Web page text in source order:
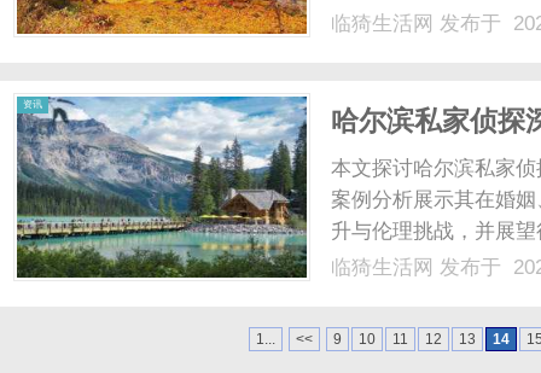
者提供全面视角，理
临猗生活网 发布于
资讯
哈尔滨私家侦探
探索
本文探讨哈尔滨私家
案例分析展示其在婚
升与伦理挑战，并展
性。...
临猗生活网 发布于
1... << 9 10 11 12 13 14